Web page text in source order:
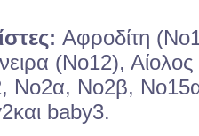
Αφροδίτη
(Νο12),
Νο2α, Νο2β,
baby3.